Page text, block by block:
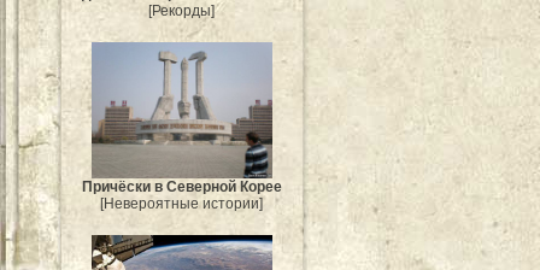
[Рекорды]
Причёски в Северной Корее
[Невероятные истории]